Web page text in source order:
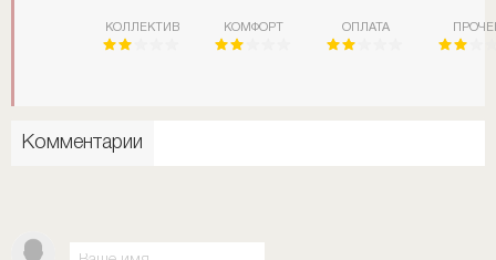
КОЛЛЕКТИВ КОМФОРТ ОПЛАТА
Комментарии